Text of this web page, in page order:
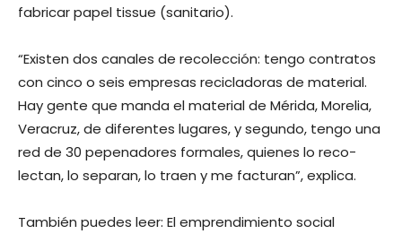
fabricar papel tissue (sanitario).
“Existen dos canales de reco­lección: tengo contratos
con cinco o seis empresas recicladoras de material.
Hay gente que manda el material de Mérida, Morelia,
Veracruz, de diferentes lugares, y segundo, tengo una
red de 30 pepenadores formales, quienes lo reco­
lectan, lo separan, lo traen y me facturan”, explica.
También puedes leer: El emprendimiento social